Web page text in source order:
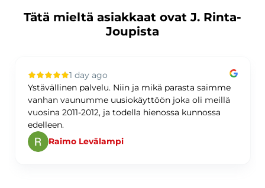
Tätä mieltä asiakkaat ovat J. Rinta-
Joupista
1 day ago
Ystävällinen palvelu. Niin ja mikä parasta saimme
vanhan vaunumme uusiokäyttöön joka oli meillä
vuosina 2011-2012, ja todella hienossa kunnossa
edelleen.
Raimo Levälampi